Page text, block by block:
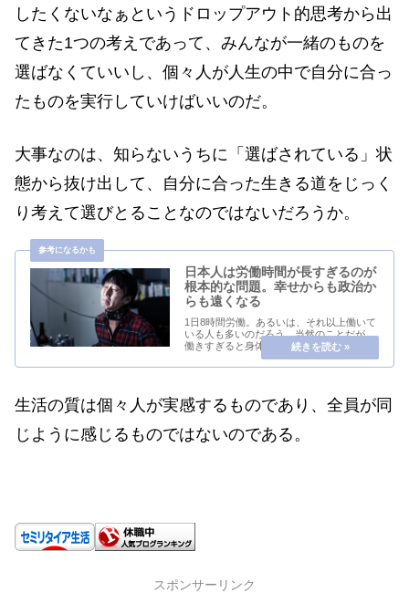
したくないなぁというドロップアウト的思考から出
てきた1つの考えであって、みんなが一緒のものを
選ばなくていいし、個々人が人生の中で自分に合っ
たものを実行していけばいいのだ。
大事なのは、知らないうちに「選ばされている」状
態から抜け出して、自分に合った生きる道をじっく
り考えて選びとることなのではないだろうか。
日本人は労働時間が長すぎるのが
根本的な問題。幸せからも政治か
らも遠くなる
1日8時間労働。あるいは、それ以上働いて
いる人も多いのだろう。当然のことだが、
働きすぎると身体も頭も疲れてしまう。仕
事が終わって家に帰ったら、深夜。それか
らできることといえば、シャワーを浴び
生活の質は個々人が実感するものであり、全員が同
じように感じるものではないのである。
スポンサーリンク